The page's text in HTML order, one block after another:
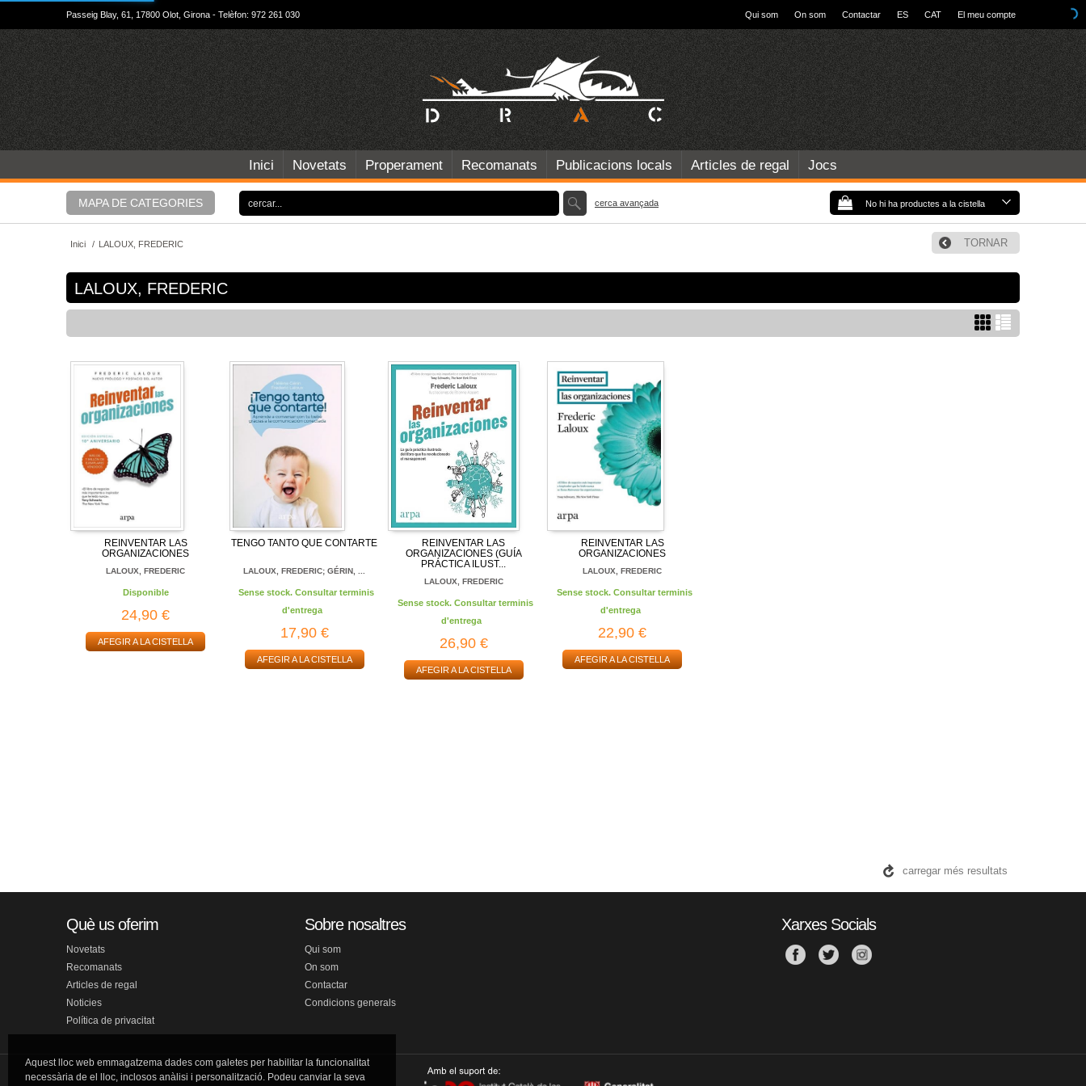
Passeig Blay, 61, 17800 Olot, Girona - Telèfon: 972 261 030 Qui som On som Contactar ES CAT El meu compte
Inici Novetats Properament Recomanats Publicacions locals Articles de regal Jocs
MAPA DE CATEGORIES No hi ha productes a la cistella
cerca avançada
Inici / LALOUX, FREDERIC TORNAR
LALOUX, FREDERIC
REINVENTAR LAS
ORGANIZACIONES
LALOUX, FREDERIC
Disponible
24,90 €
AFEGIR A LA CISTELLA
TENGO TANTO QUE CONTARTE
LALOUX, FREDERIC; GÉRIN, ...
Sense stock. Consultar terminis
d'entrega
17,90 €
AFEGIR A LA CISTELLA
REINVENTAR LAS
ORGANIZACIONES (GUÍA
PRÁCTICA ILUST...
LALOUX, FREDERIC
Sense stock. Consultar terminis
d'entrega
26,90 €
AFEGIR A LA CISTELLA
REINVENTAR LAS
ORGANIZACIONES
LALOUX, FREDERIC
Sense stock. Consultar terminis
d'entrega
22,90 €
AFEGIR A LA CISTELLA
carregar més resultats
Què us oferim
Novetats
Recomanats
Articles de regal
Noticies
Política de privacitat
Sobre nosaltres
Qui som
On som
Contactar
Condicions generals
Xarxes Socials
Aquest lloc web emmagatzema dades com galetes per habilitar la funcionalitat
necessària de el lloc, inclosos anàlisi i personalització. Podeu canviar la seva